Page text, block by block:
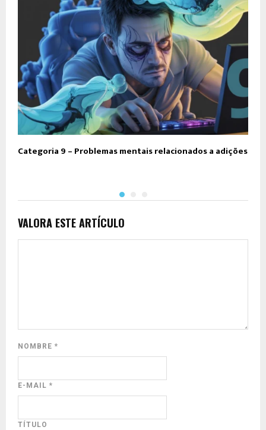
Categoria 9 – Problemas mentais relacionados a adições
VALORA ESTE ARTÍCULO
NOMBRE *
E-MAIL *
TÍTULO